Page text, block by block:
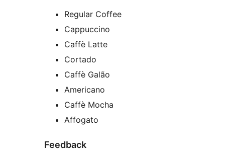
Regular Coffee
Cappuccino
Caffè Latte
Cortado
Caffè Galão
Americano
Caffè Mocha
Affogato
Feedback